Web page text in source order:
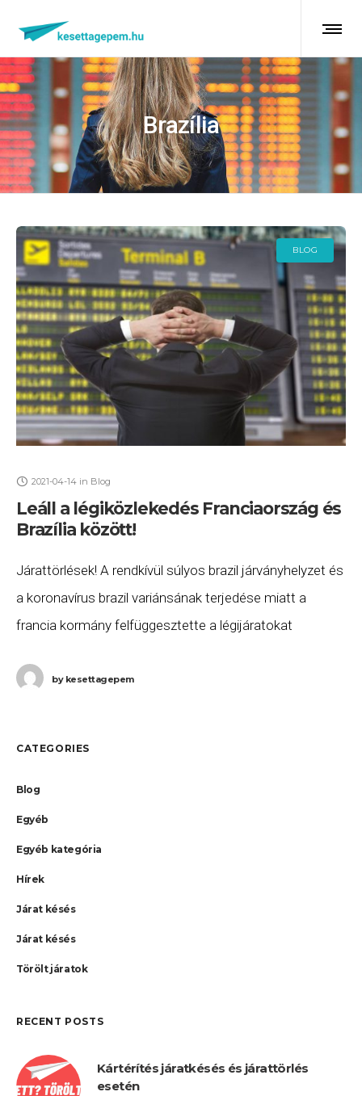
Brazília
BLOG
2021-04-14 in Blog
Leáll a légiközlekedés Franciaország és
Brazília között!
Járattörlések! A rendkívül súlyos brazil járványhelyzet és
a koronavírus brazil variánsának terjedése miatt a
francia kormány felfüggesztette a légijáratokat
légitársaságok (leginkább az Air France
bykesettagepem
CATEGORIES
Blog
Egyéb
Egyéb kategória
Hírek
Járat késés
Járat késés
Törölt járatok
RECENT POSTS
Kártérítés járatkésés és járattörlés
esetén